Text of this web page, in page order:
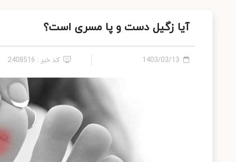
آیا زگیل دست و پا مسری است؟
1403/03/13 کد خبر : 2408516